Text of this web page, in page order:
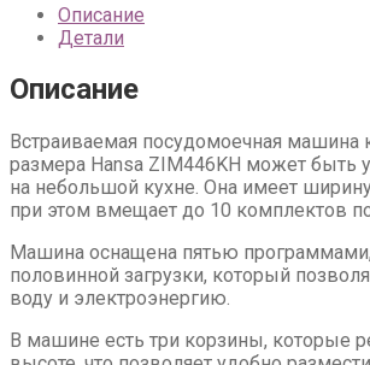
Описание
Детали
Описание
Встраиваемая посудомоечная машина
размера Hansa ZIM446KH может быть
на небольшой кухне. Она имеет
при этом вмещает до 10 комплектов
Машина оснащена пятью
половинной загрузки, который
воду и электроэнергию.
В машине есть три корзины, которые